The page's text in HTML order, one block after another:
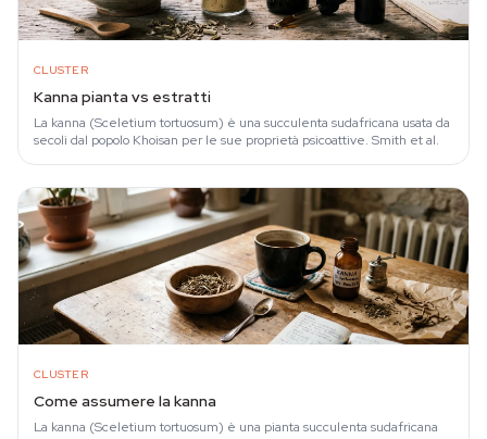
CLUSTER
Kanna pianta vs estratti
La kanna (Sceletium tortuosum) è una succulenta sudafricana usata da
secoli dal popolo Khoisan per le sue proprietà psicoattive. Smith et al.
CLUSTER
Come assumere la kanna
La kanna (Sceletium tortuosum) è una pianta succulenta sudafricana